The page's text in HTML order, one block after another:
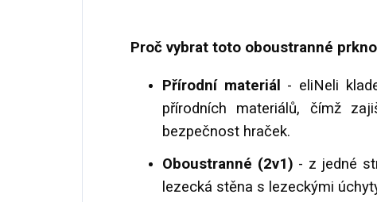
Proč vybrat toto oboustranné
Přírodní materiál
- eliNeli
přírodních materiálů, čímž
bezpečnost hraček.
Oboustranné (2v1) - z jedné
lezecká stěna s lezeckými